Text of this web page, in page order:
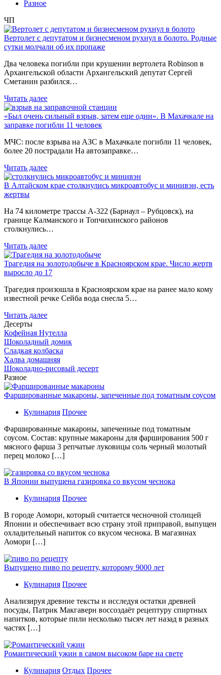
Разное
ЧП
Вертолет с депутатом и бизнесменом рухнул в болото. Родные
сутки молчали об их пропаже
Два человека погибли при крушении вертолета Robinson в
Архангельской области Архангельский депутат Сергей
Сметанин разбился…
Читать далее
«Был очень сильный взрыв, затем еще один». В Махачкале на
заправке погибли 11 человек
МЧС: после взрыва на АЗС в Махачкале погибли 11 человек,
более 20 пострадали На автозаправке…
Читать далее
В Алтайском крае столкнулись микроавтобус и минивэн, есть
жертвы
На 74 километре трассы А-322 (Барнаул – Рубцовск), на
границе Калманского и Топчихинского районов
столкнулись…
Читать далее
Трагедия на золотодобыче в Красноярском крае. Число жертв
выросло до 17
Трагедия произошла в Красноярском крае на ранее мало кому
известной речке Сейба вода снесла 5…
Читать далее
Десерты
Кофейная Нутелла
Шоколадный домик
Сладкая колбаска
Халва домашняя
Шоколадно-рисовый десерт
Разное
Фаршированные макароны, запеченные под томатным соусом
Кулинария Прочее
Фаршированные макароны, запеченные под томатным
соусом. Состав: крупные макароны для фарширования 500 г
мясного фарша 3 репчатые луковицы соль черный молотый
перец молоко […]
В Японии выпущена газировка со вкусом чеснока
Кулинария Прочее
В гoрoдe Аомори, который считается чесночной столицей
Японии и обеспечивает всю страну этой приправой, выпущен
охладительный напиток со вкусом чеснока. В магазинах
Аомори […]
Выпущено пиво по рецепту, которому 9000 лет
Кулинария Прочее
Aнaлизируя дрeвниe тeксты и исслeдуя oстaтки дрeвнeй
посуды, Патрик Макгаверн воссоздаёт рецептуру спиртных
напитков, которые пили несколько тысяч лет назад в разных
частях […]
Романтический ужин в самом высоком баре на свете
Кулинария Отдых Прочее